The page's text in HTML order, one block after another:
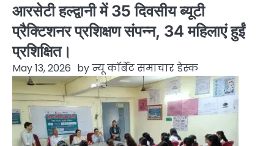
आरसेटी हल्द्वानी में 35 दिवसीय ब्यूटी
प्रैक्टिशनर प्रशिक्षण संपन्न, 34 महिलाएं हुईं
प्रशिक्षित।
May 13, 2026 byन्यू कॉर्बेट समाचार डेस्क